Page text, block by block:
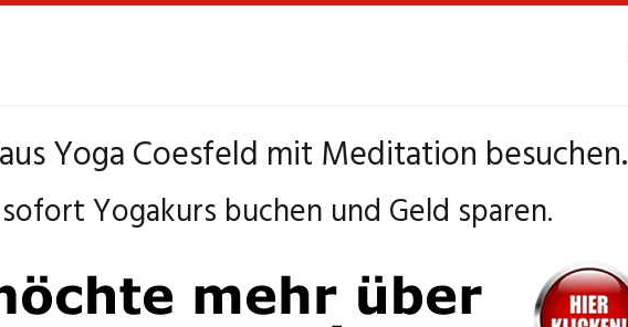
Yoga Coesfeld mit Meditation besuchen.
Yogakurs buchen und Geld sparen.